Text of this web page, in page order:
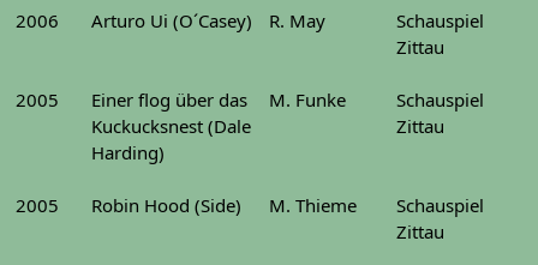
2006 Arturo Ui (O´Casey) R. May
Schauspiel
Zittau
2005
Einer flog über das
Kuckucksnest (Dale
Harding)
M. Funke
Schauspiel
Zittau
2005 Robin Hood (Side) M. Thieme
Schauspiel
Zittau